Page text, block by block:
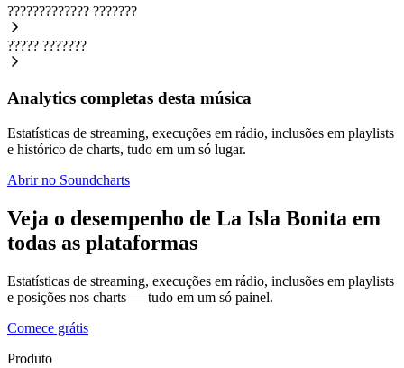
????????????? ???????
????? ???????
Analytics completas desta música
Estatísticas de streaming, execuções em rádio, inclusões em playlists
e histórico de charts, tudo em um só lugar.
Abrir no Soundcharts
Veja o desempenho de La Isla Bonita em
todas as plataformas
Estatísticas de streaming, execuções em rádio, inclusões em playlists
e posições nos charts — tudo em um só painel.
Comece grátis
Produto